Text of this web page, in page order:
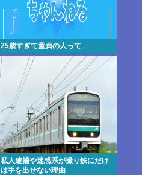
25歳すぎて童貞の人って
私人逮捕や迷惑系が撮り鉄にだけ
は手を出せない理由